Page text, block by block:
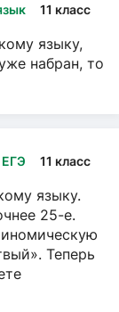
11 класс
языку,
набран, то
ЕГЭ 11 класс
языку.
25-е.
Теперь